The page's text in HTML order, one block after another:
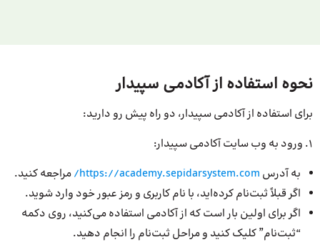
نحوه استفاده از آکادمی سپیدار
برای استفاده از آکادمی سپیدار، دو راه پیش رو دارید:
1. ورود به وب سایت آکادمی سپیدار:
به آدرس https://academy.sepidarsystem.com/ مراجعه کنید.
اگر قبلاً ثبت‌نام کرده‌اید، با نام کاربری و رمز عبور خود وارد شوید.
اگر برای اولین بار است که از آکادمی استفاده می‌کنید، روی دکمه
“ثبت‌نام” کلیک کنید و مراحل ثبت‌نام را انجام دهید.